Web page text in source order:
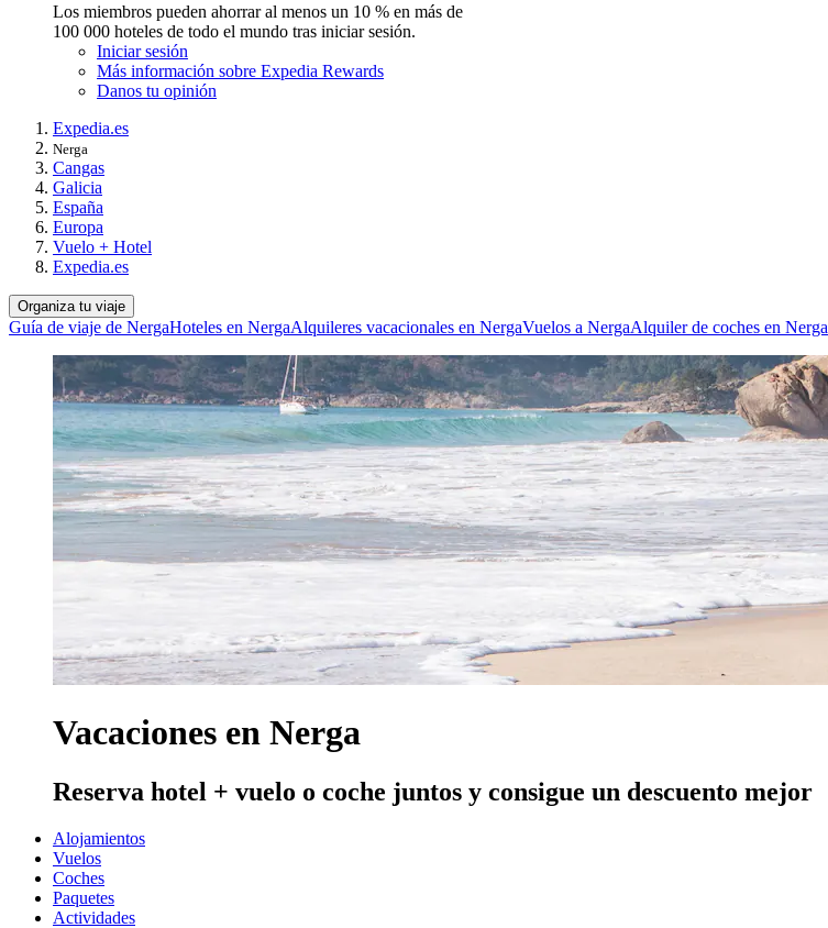
Los miembros pueden ahorrar al menos un 10 % en más de
100 000 hoteles de todo el mundo tras iniciar sesión.
Iniciar sesión
Más información sobre Expedia Rewards
Danos tu opinión
Expedia.es
Nerga
Cangas
Galicia
España
Europa
Vuelo + Hotel
Expedia.es
Organiza tu viaje
Guía de viaje de NergaHoteles en NergaAlquileres vacacionales en NergaVuelos a NergaAlquiler de coches en Nerga
Vacaciones en Nerga
Reserva hotel + vuelo o coche juntos y consigue un descuento mejor
Alojamientos
Vuelos
Coches
Paquetes
Actividades